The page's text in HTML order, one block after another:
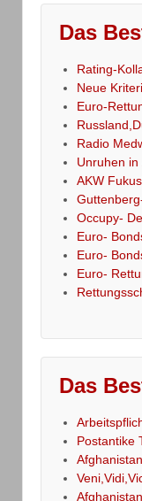
Das
Rating-
Neue
Euro-
Radio
Unruhen in
AKW
Occupy-
Euro-
Euro-
Euro-
Das
Postantike